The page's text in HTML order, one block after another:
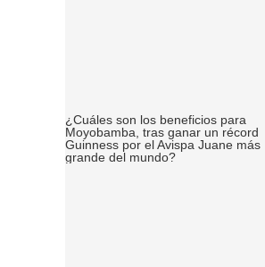
¿Cuáles son los beneficios para
Moyobamba, tras ganar un récord
Guinness por el Avispa Juane más
grande del mundo?